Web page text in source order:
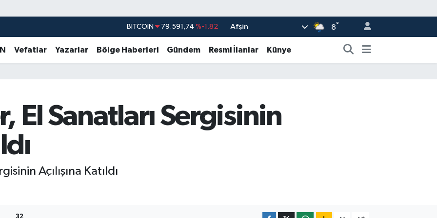
DOLAR 45,43620 %0.02
STERLİN 61,60380 %0.18
BITCOIN 79.591,74 %-1.82
Afşin 8°
Vefatlar Yazarlar Bölge Haberleri Gündem Resmi İlanlar Künye
El Sanatları Sergisinin
Açılışına Katıldı
32